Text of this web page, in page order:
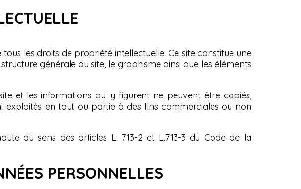
les droits de propriété intellectuelle. Ce site constitue une
générale du site, le graphisme ainsi que les éléments
et les informations qui y figurent ne peuvent être copiés,
exploités en tout ou partie à des fins commerciales ou non
au sens des articles L. 713-2 et L.713-3 du Code de la
PERSONNELLES